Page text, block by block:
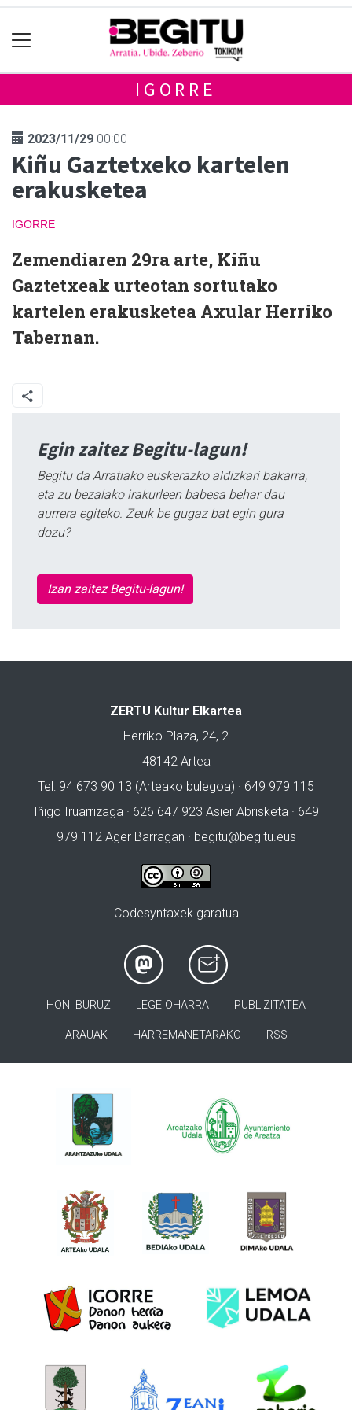
IGORRE
2023/11/29 00:00
Kiñu Gaztetxeko kartelen
erakusketea
IGORRE
Zemendiaren 29ra arte, Kiñu
Gaztetxeak urteotan sortutako
kartelen erakusketea Axular Herriko
Tabernan.
Egin zaitez Begitu-lagun!
Begitu da Arratiako euskerazko aldizkari bakarra,
eta zu bezalako irakurleen babesa behar dau
aurrera egiteko. Zeuk be gugaz bat egin gura
dozu?
Izan zaitez Begitu-lagun!
ZERTU Kultur Elkartea
Herriko Plaza, 24, 2
48142 Artea
Tel: 94 673 90 13 (Arteako bulegoa) · 649 979 115
Iñigo Iruarrizaga · 626 647 923 Asier Abrisketa · 649
979 112 Ager Barragan · begitu@begitu.eus
Codesyntaxek garatua
HONI BURUZ LEGE OHARRA PUBLIZITATEA
ARAUAK HARREMANETARAKO RSS